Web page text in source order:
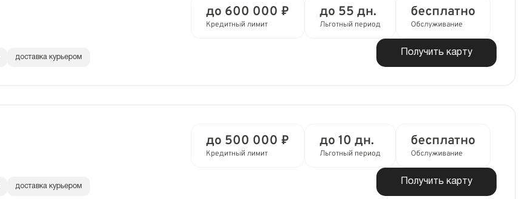
до 600 000 ₽
Кредитный лимит
до 55 дн.
Льготный период
бесплатно
Обслуживание
Получить карту
доставка курьером
до 500 000 ₽
Кредитный лимит
до 10 дн.
Льготный период
бесплатно
Обслуживание
Получить карту
доставка курьером